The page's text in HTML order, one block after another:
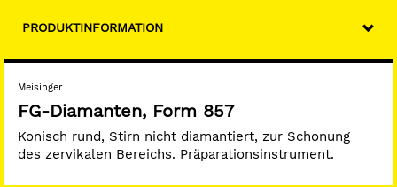
PRODUKTINFORMATION
Meisinger
FG-Diamanten, Form 857
Konisch rund, Stirn nicht diamantiert, zur Schonung
des zervikalen Bereichs. Präparationsinstrument.